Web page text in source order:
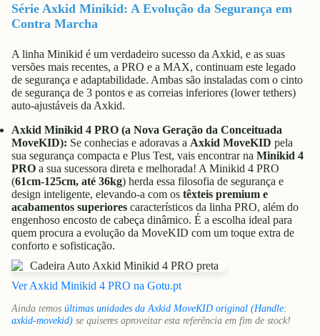
Série Axkid Minikid: A Evolução da Segurança em
Contra Marcha
A linha Minikid é um verdadeiro sucesso da Axkid, e as suas
versões mais recentes, a PRO e a MAX, continuam este legado
de segurança e adaptabilidade. Ambas são instaladas com o cinto
de segurança de 3 pontos e as correias inferiores (lower tethers)
auto-ajustáveis da Axkid.
Axkid Minikid 4 PRO (a Nova Geração da Conceituada
MoveKID): Se conhecias e adoravas a Axkid MoveKID pela
sua segurança compacta e Plus Test, vais encontrar na Minikid 4
PRO a sua sucessora direta e melhorada! A Minikid 4 PRO
(61cm-125cm, até 36kg) herda essa filosofia de segurança e
design inteligente, elevando-a com os têxteis premium e
acabamentos superiores característicos da linha PRO, além do
engenhoso encosto de cabeça dinâmico. É a escolha ideal para
quem procura a evolução da MoveKID com um toque extra de
conforto e sofisticação.
Ver Axkid Minikid 4 PRO na Gotu.pt
Ainda temos últimas unidades da Axkid MoveKID original (Handle:
axkid-movekid) se quiseres aproveitar esta referência em fim de stock!